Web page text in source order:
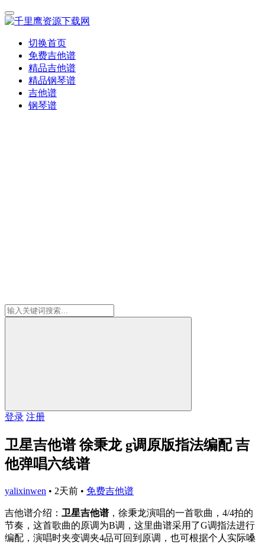
切换首页
免费吉他谱
精品吉他谱
精品钢琴谱
吉他谱
钢琴谱
登录 注册
卫星吉他谱 徐秉龙 g调原版指法编配 吉
他弹唱六线谱
yalixinwen • 2天前 • 免费吉他谱
吉他谱介绍： 卫星吉他谱，徐秉龙演唱的一首歌曲，4/4拍的
节奏，这首歌曲的原调为B调，这里曲谱采用了G调指法进行
编配，演唱时夹变调夹4品可回到原调，也可根据个人实际嗓